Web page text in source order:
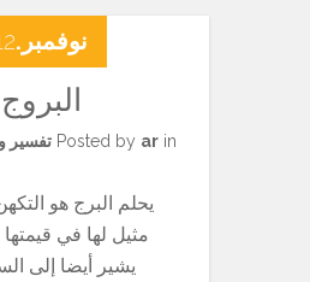
البروج
Posted by arin تفسير
يحلم البرج هو
مثيل لها في قيمتها
يشير أيضا إلى
نوفمبر.